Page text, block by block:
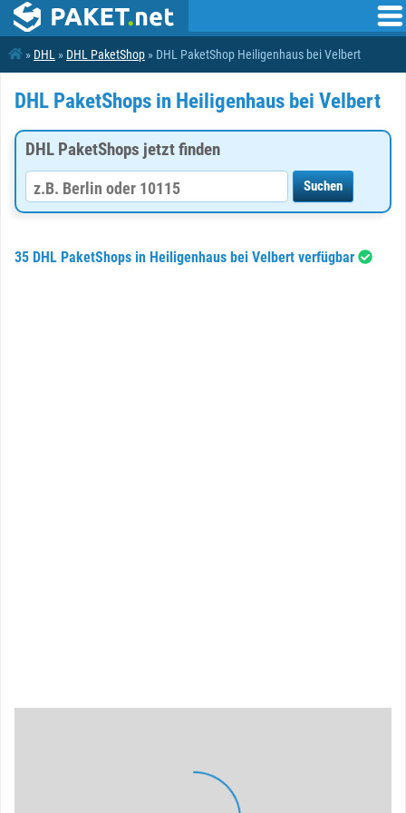
» DHL » DHL PaketShop » DHL PaketShop Heiligenhaus bei Velbert
DHL PaketShops in Heiligenhaus bei Velbert
DHL PaketShops jetzt finden
35 DHL PaketShops in Heiligenhaus bei Velbert verfügbar